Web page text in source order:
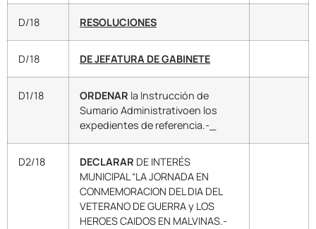
D/18 RESOLUCIONES
D/18 DE JEFATURA DE GABINETE
D1/18 ORDENAR la Instrucción de
Sumario Administrativoen los
expedientes de referencia.-_
D2/18 DECLARAR DE INTERÉS
MUNICIPAL “LA JORNADA EN
CONMEMORACION DEL DIA DEL
VETERANO DE GUERRA y LOS
HEROES CAIDOS EN MALVINAS.-